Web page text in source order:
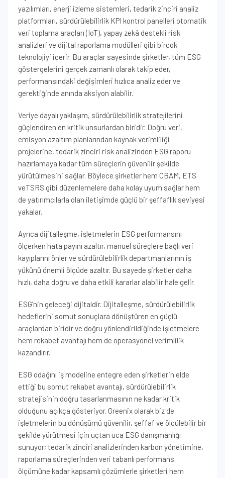
yazılımları, enerji izleme sistemleri, tedarik zinciri analiz
platformları, sürdürülebilirlik KPI kontrol panelleri otomatik
veri toplama araçları (IoT), yapay zekâ destekli risk
analizleri ve dijital raporlama modülleri gibi birçok
teknolojiyi içerir. Bu araçlar sayesinde şirketler, tüm ESG
göstergelerini gerçek zamanlı olarak takip eder,
performansındaki değişimleri hızlıca analiz eder ve
gerektiğinde anında aksiyon alabilir.
Veriye dayalı yaklaşım, sürdürülebilirlik stratejilerini
güçlendiren en kritik unsurlardan biridir. Doğru veri,
emisyon azaltım planlarından kaynak verimliliği
projelerine, tedarik zinciri risk analizinden ESG raporu
hazırlamaya kadar tüm süreçlerin güvenilir şekilde
yürütülmesini sağlar. Böylece şirketler hem CBAM, ETS
veTSRS gibi düzenlemelere daha kolay uyum sağlar hem
de yatırımcılarla olan iletişimde güçlü bir şeffaflık seviyesi
yakalar.
Ayrıca dijitalleşme, işletmelerin ESG performansını
ölçerken hata payını azaltır, manuel süreçlere bağlı veri
kayıplarını önler ve sürdürülebilirlik departmanlarının iş
yükünü önemli ölçüde azaltır. Bu sayede şirketler daha
hızlı, daha doğru ve daha etkili kararlar alabilir hale gelir.
ESG’nin geleceği dijitaldir. Dijitalleşme, sürdürülebilirlik
hedeflerini somut sonuçlara dönüştüren en güçlü
araçlardan biridir ve doğru yönlendirildiğinde işletmelere
hem rekabet avantajı hem de operasyonel verimlilik
kazandırır.
ESG odağını iş modeline entegre eden şirketlerin elde
ettiği bu somut rekabet avantajı, sürdürülebilirlik
stratejisinin doğru tasarlanmasının ne kadar kritik
olduğunu açıkça gösteriyor. Greenix olarak biz de
işletmelerin bu dönüşümü güvenilir, şeffaf ve ölçülebilir bir
şekilde yürütmesi için uçtan uca ESG danışmanlığı
sunuyor; tedarik zinciri analizlerinden karbon yönetimine,
raporlama süreçlerinden veri tabanlı performans
ölçümüne kadar kapsamlı çözümlerle şirketleri hem